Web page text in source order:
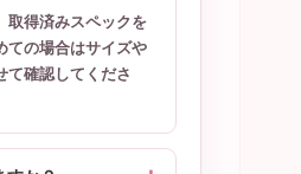
取得済みスペックを
ての場合はサイズや
て確認してくださ